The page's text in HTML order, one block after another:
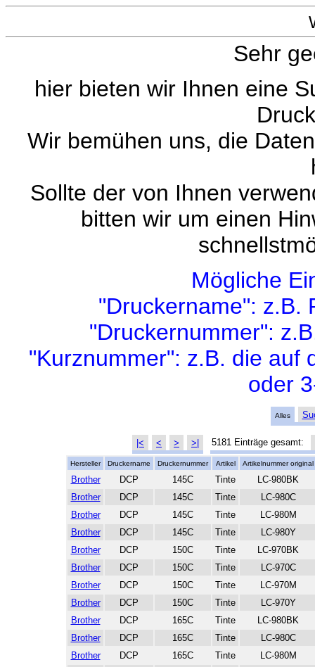
Sehr
hier bieten wir Ihnen eine
Wir bemühen uns, die
Sollte der von Ihnen
bitten wir um einen
Mögliche
"Druckername": z.B.
"Druckernummer":
"Kurznummer": z.B. die auf
oder
Alles
|< < > >| 5181 Einträge gesamt:
Hersteller Druckername Druckernummer Artikel Artikelnummer original
Brother DCP 145C Tinte
LC-980BK
Brother
DCP 145C Tinte
LC-980C
Brother
DCP 145C Tinte
LC-980M
Brother
DCP 145C Tinte
LC-980Y
Brother
DCP 150C Tinte
LC-970BK
Brother
DCP 150C Tinte
LC-970C
Brother
DCP 150C Tinte
LC-970M
Brother
DCP 150C Tinte
LC-970Y
Brother
DCP 165C Tinte
LC-980BK
Brother
DCP 165C Tinte
LC-980C
Brother
DCP 165C Tinte
LC-980M